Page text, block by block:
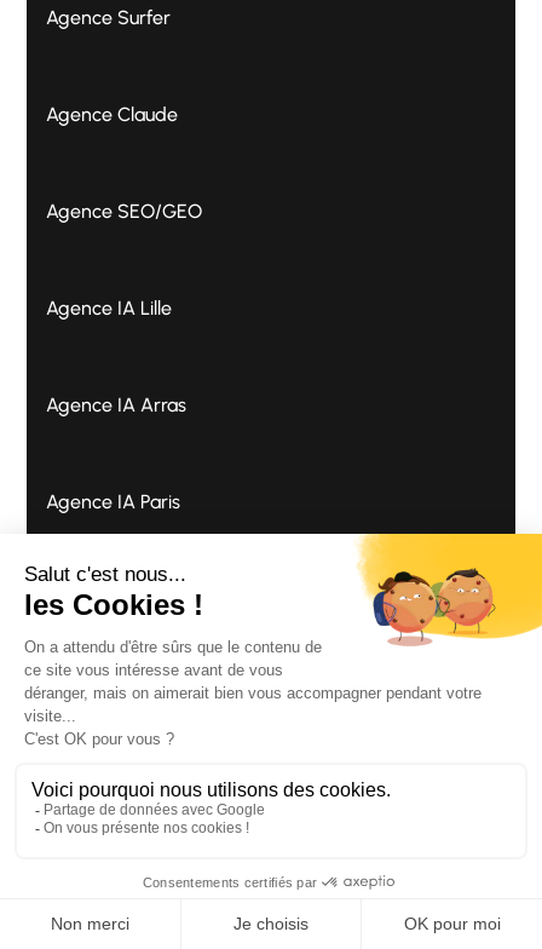
Agence Surfer
Agence Claude
Agence SEO/GEO
Agence IA Lille
Agence IA Arras
Agence IA Paris
Suivez notre actualité
Inscrivez-vous à notre newsletter pour
rester au courant de nos dernières
actualités.
Envoyer